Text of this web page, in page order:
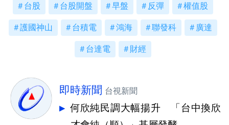
台股 台股開盤 早盤 反彈 權值股
護國神山 台積電 鴻海 聯發科 廣達
台達電 財經
即時新聞 台視新聞
何欣純民調大幅揚升 「台中換欣